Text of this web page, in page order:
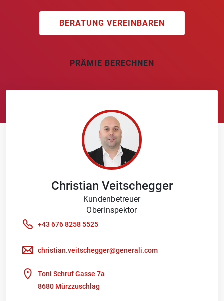
BERATUNG VEREINBAREN
PRÄMIE BERECHNEN
Christian Veitschegger
Kundenbetreuer
Oberinspektor
+43 676 8258 5525
christian.veitschegger@generali.com
Toni Schruf Gasse 7a
8680 Mürzzuschlag